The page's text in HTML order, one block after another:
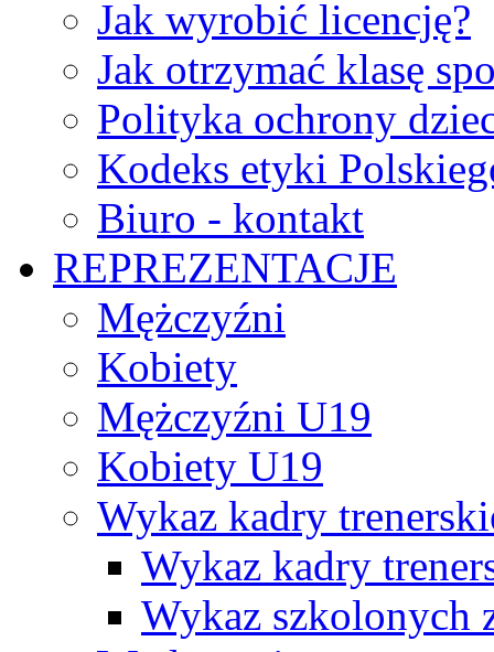
Jak wyrobić licencję?
Jak otrzymać klasę
Polityka ochrony
Kodeks etyki
Biuro - kontakt
REPREZENTACJE
Mężczyźni
Kobiety
Mężczyźni U19
Kobiety U19
Wykaz kadry
Wykaz kadry
Wykaz szkolonych